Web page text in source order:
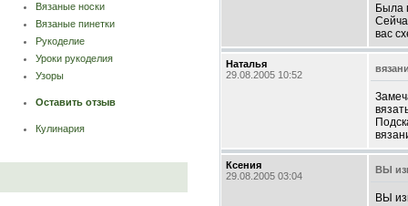
Вязаные носки
Вязаные пинетки
Рукоделие
Уроки рукоделия
Узоры
Оставить отзыв
Кулинария
Была
вас
Наталья
29.08.2005 10:52
Ксения
29.08.2005 03:04
ВЫ
ВЫ